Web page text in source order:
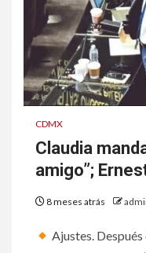
CDMX
Claudia
amigo”;
8 meses atrás
Ajustes.